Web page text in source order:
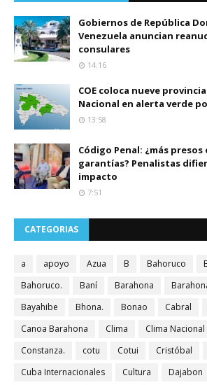
Gobiernos de República
Venezuela anuncian
consulares
14:16
COE coloca nueve
Nacional en alerta verde
13:58
Código Penal: ¿más presos
garantías? Penalistas
impacto
7:51
CATEGORIAS
a apoyo Azua B Bahoruco
Bahoruco.
Baní Barahona
Bayahibe
Bhona. Bonao Cabral
Canoa Barahona
Clima Clima Nacional
Constanza.
cotu Cotui Cristóbal
Cuba Internacionales
Cultura Dajabon